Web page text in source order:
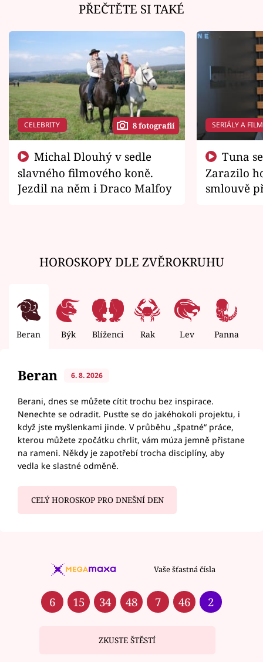
PŘEČTĚTE SI TAKÉ
CELEBRITY 8 fotografií
slavného filmového koně.
Jezdil na něm i Draco Malfoy
SERIÁLY A
Zarazilo
smlouvě
HOROSKOPY DLE ZVĚROKRUHU
Beran Býk Blíženci Rak Lev Panna
Beran 6. 8. 2026
Berani, dnes se můžete cítit trochu bez inspirace.
Nenechte se odradit. Pusťte se do jakéhokoli projektu, i
když jste myšlenkami jinde. V průběhu „špatné“ práce,
kterou můžete zpočátku chrlit, vám múza jemně přistane
na rameni. Někdy je zapotřebí trocha disciplíny, aby
vedla ke slastné odměně.
CELÝ HOROSKOP PRO DNEŠNÍ DEN
Vaše šťastná čísla
6 15 34 48 7 46 2
ZKUSTE ŠTĚSTÍ